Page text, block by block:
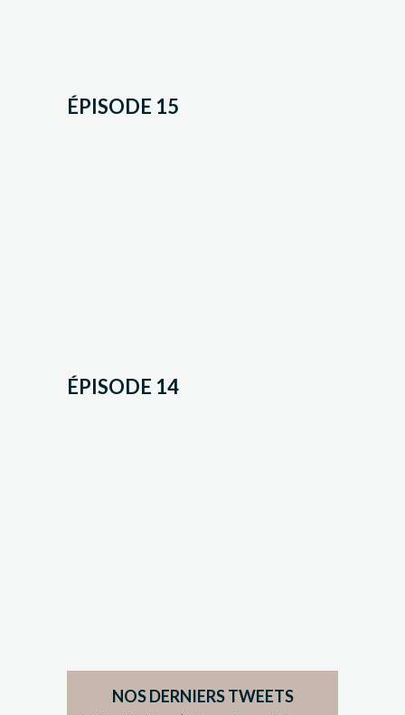
ÉPISODE 15
ÉPISODE 14
NOS DERNIERS TWEETS